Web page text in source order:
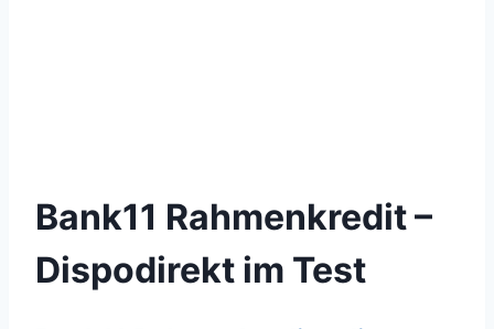
Bank11 Rahmenkredit –
Dispodirekt im Test